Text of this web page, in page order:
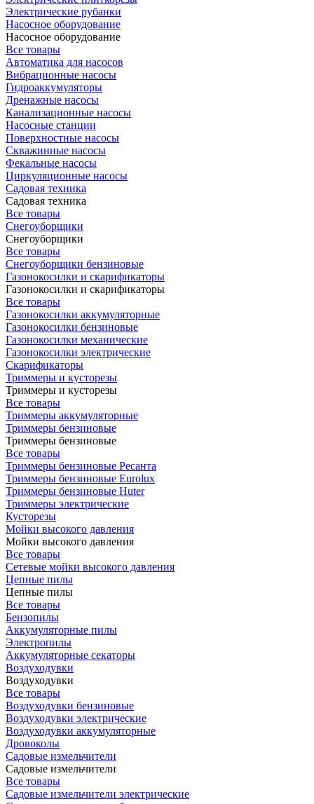
Электрические рубанки
Насосное оборудование
Насосное оборудование
Все товары
Автоматика для насосов
Вибрационные насосы
Гидроаккумуляторы
Дренажные насосы
Канализационные насосы
Насосные станции
Поверхностные насосы
Скважинные насосы
Фекальные насосы
Циркуляционные насосы
Садовая техника
Садовая техника
Все товары
Снегоуборщики
Снегоуборщики
Все товары
Снегоуборщики бензиновые
Газонокосилки и скарификаторы
Газонокосилки и скарификаторы
Все товары
Газонокосилки аккумуляторные
Газонокосилки бензиновые
Газонокосилки механические
Газонокосилки электрические
Скарификаторы
Триммеры и кусторезы
Триммеры и кусторезы
Все товары
Триммеры аккумуляторные
Триммеры бензиновые
Триммеры бензиновые
Все товары
Триммеры бензиновые Ресанта
Триммеры бензиновые Eurolux
Триммеры бензиновые Huter
Триммеры электрические
Кусторезы
Мойки высокого давления
Мойки высокого давления
Все товары
Сетевые мойки высокого давления
Цепные пилы
Цепные пилы
Все товары
Бензопилы
Аккумуляторные пилы
Электропилы
Аккумуляторные секаторы
Воздуходувки
Воздуходувки
Все товары
Воздуходувки бензиновые
Воздуходувки электрические
Воздуходувки аккумуляторные
Дровоколы
Садовые измельчители
Садовые измельчители
Все товары
Садовые измельчители электрические